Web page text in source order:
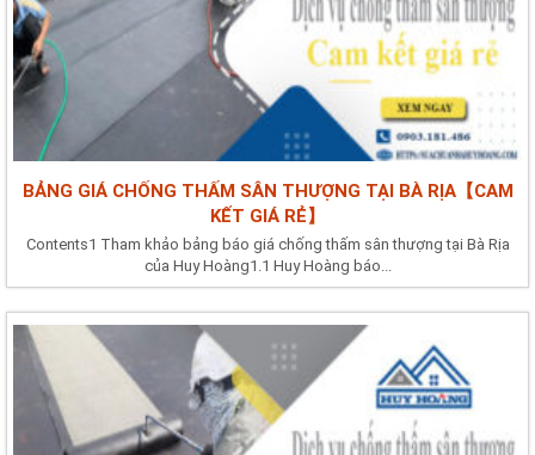
BẢNG GIÁ CHỐNG THẤM SÂN THƯỢNG TẠI BÀ RỊA【CAM
KẾT GIÁ RẺ】
Contents1 Tham khảo bảng báo giá chống thấm sân thượng tại Bà Rịa
của Huy Hoàng1.1 Huy Hoàng báo...